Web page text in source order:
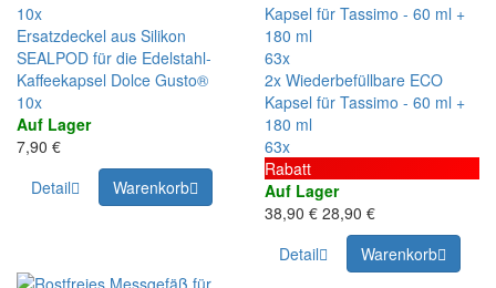
10x
Ersatzdeckel aus Silikon
SEALPOD für die Edelstahl-
Kaffeekapsel Dolce Gusto®
10x
Auf Lager
7,90 €
Detail
Warenkorb
63x
2x Wiederbefüllbare ECO
Kapsel für Tassimo - 60 ml +
180 ml
63x
Rabatt
Auf Lager
38,90 € 28,90 €
Detail
Warenkorb